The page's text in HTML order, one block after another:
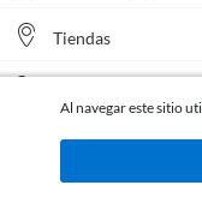
Tiendas
Al navegar este sitio